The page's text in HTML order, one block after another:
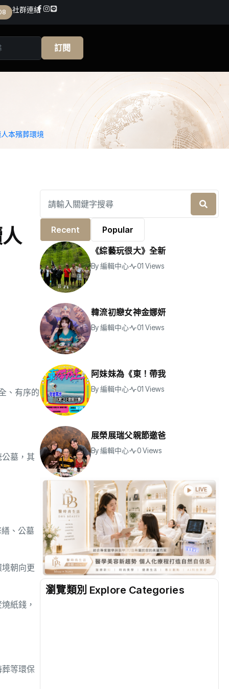
社群連結
訂閱
本殯葬環境
、有序的
墓，其
、公墓
朝向更
紙錢，
等環保
Recent Popular
《綜藝玩很大》全新
By編輯中心 01 Views
韓流初戀女神金娜妍
By編輯中心 01 Views
阿妹妹為《東！帶我
By編輯中心 01 Views
展榮展瑞父親節邀爸
By編輯中心 0 Views
瀏覽類別 Explore Categories